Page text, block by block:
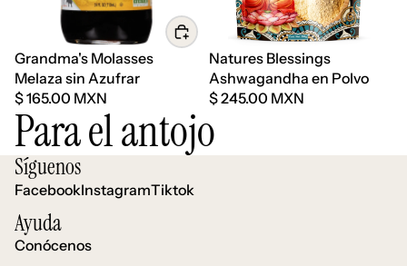
Grandma's Molasses
Melaza sin Azufrar
$ 165.00 MXN
Natures Blessings
Ashwagandha en Polvo
$ 245.00 MXN
Para el antojo
Síguenos
FacebookInstagramTiktok
Ayuda
Conócenos